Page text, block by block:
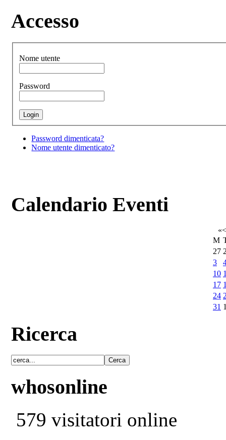
Accesso
Nome utente
Password
Password dimenticata?
Nome utente dimenticato?
Calendario Eventi
«<
M
27
3
10
17
24
31
Ricerca
whosonline
579 visitatori online